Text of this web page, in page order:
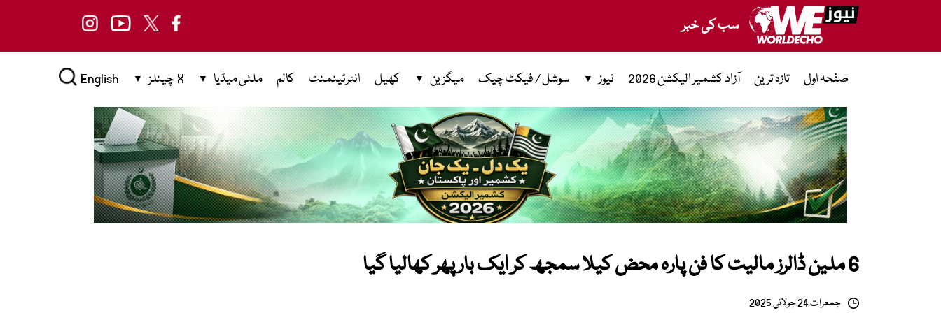
سب کی خبر
صفحہ اول تازہ ترین آزاد کشمیر الیکشن 2026 نیوز سوشل / فیکٹ چیک میگزین کھیل انٹرٹینمنٹ کالم ملٹی میڈیا X چینلز English
6 ملین ڈالرز مالیت کا فن پارہ محض کیلا سمجھ کر ایک بار پھر کھالیا گیا
جمعرات 24 جولائی 2025